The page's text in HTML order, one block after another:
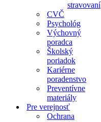
stravovaní
CVČ
Psychológ
Výchovný
poradca
Školský
poriadok
Kariérne
poradenstvo
Preventívne
materiály
Pre verejnosť
Ochrana